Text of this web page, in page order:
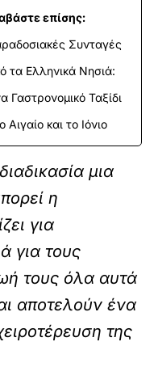
επίσης:
Συνταγές
τα Ελληνικά Νησιά:
Γαστρονομικό Ταξίδι
Αιγαίο και το Ιόνιο
μια
η
για
για τους
τους όλα αυτά
αποτελούν ένα
της